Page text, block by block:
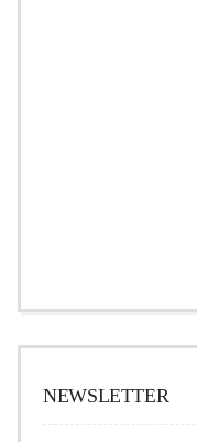
NEWSLETTER